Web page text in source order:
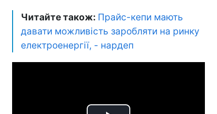
Читайте також: Прайс-кепи мають
давати можливість заробляти на ринку
електроенергії, - нардеп